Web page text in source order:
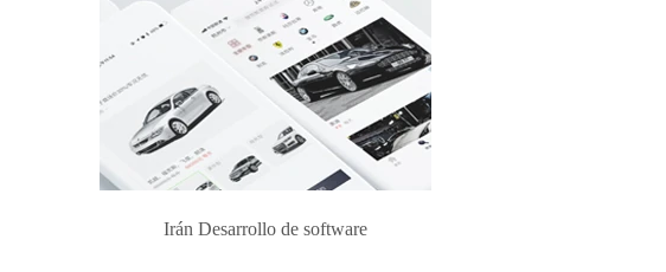
Irán Desarrollo de software